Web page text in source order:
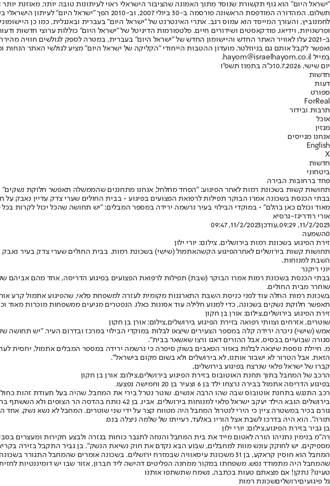
"ישראל היום" הוא גוף תקשורת שנוסד מתוך האמונה שהציבור הישראלי ראוי לעיתונות טובה יותר, מאוזנת
תשלום. המהדורה המודפסת הראשונה פורסמה ב-30
ופרשנויות, וידיאו, פודקאסטים ושידורים חיים. פלטפורמות הדיגיטל של "ישראל היום" כוללות ערוצי חדשות
ב-2021 עלו לאוויר האתר החדש והיישומון החדש של "ישראל היום" בעברית, במטרה לספק לגולשים
ואפשר לקבל אותם גם בניוזלטר. מועדון ההטבות הייחודי "הקליקה של ישראל היום" מציע לגולשי האתר
במייל hayom@israelhayom.co.il.
יום שישי, 10.7.2026
כ"ה בתמוז תשפ"ו
חדשות
דעות
ספורט
ForReal
תרבות ובידור
אוכל
מגזין
אנחנו מגייסים
English
X
חדשות
ביטחוני
פחד ברחובות הבירה
תחושות קשות בשכונת רמות לאחר הפיגוע: "הפחד מחלחל, אנחנו מתחננים שהממשלה תאפשר חלוקת נשקים"
מאוד וכולם כאן בהלם" • במוקדי הבילוי בעיר נרשמה ירידה במספר המבלים: "יש תחושה שהכל יכול לקרות
אורי רודריגז-גרסיא
11/2/2023, 09:29
,עודכן11/2/2023, 09:47
0השמעה
זירת הפיגוע בשכונת רמות בירושלים, צילום: יורי ילון
תחושות קשות בירושלים לאחרהפיגוע הקשהאתמול (שישי) בשכונת רמות. בבית החולים שערי צדק בעיר נאבק עדיין על חייו אשר
השבת למנוחות.
יוני ריקנר
שוחרר מבית החולים.
בשכונת רמות החלה עוד לפני כניסת השבת התארגנות מקומית לעזרה למשפחת פלאי, שהפיגוע אתמול קרע
תאפשר חלוקת נשקים בשכונה, כדי למנוע חלילה עוד אסונות כאלו. הנפטרים מגיעים ממשפחות מוכרות מאוד
זירת הפיגוע בירושלים,צילום: אורן בן חקון
שוטרים, אזרחים וצוותי רפואה בזירת הפיגוע בירושלים,צילום: אורן בן חקון
אמש (שישי) ניכרה ירידה קלה במספר הצעירים שיצאו לבלות במוקדי הבילוי במרכז ובדרום העיר. "יש
סגורה שבועיים בבסיס, אבל ההורים דאגו ורצו שאשאר בבית".
מ. חיילת נוספת שיצאה לבלות באזור הפאבים בשוק סיפרה כי נרשמה ירידה במספר המבלים אתמול, יחסית
הזאת. אבל הטרור לא ישבור אותנו, לא בירושלים ולא בשום מקום בישראל".
קברו של ישראל פלאי שנרצח בפיגוע בירושלים,
הרכב של המחבל בתוך תחנת האוטובוס בזירת הפיגוע בירושלים,צילום: אורן בן חקון
בפיגוע הדריסה אתמול בבירה נרצחו ילד בן 6 וצעיר בן 20 וחמישה נפצעו.
רכב התנגש בתחנת אוטובוס שבה שהו הרבה אנשים. שוטר נטרל בירי את המחבל, שהיה בעל תעודת זהות
בירושלים הובא הילד יעקב ישראל פלאי למנוחות בירושלים. אביו, בן 42 נותח בהדסה הר הצופים ולא הששתף בהלוויה. אחיו של ההרוג, בן 10, מאושפז במצב קל לאחר שנפצע בפיגוע.
גורם בכיר במשטרה ציין כי הירי לנטרול המחבל היה מטווח קצר על ידי שני שוטרים. המחבל לא נשא נשק.
תורה". הוא היה בדרכו לשבת אצל הוריו באלעד, רעייתו של שלמה ניצלה בנס.
בן גביר בזירת הפיגוע,צילום: יורי ילון
רה"מ בנימין נתניהו הורה לאטום מייד את בית המחבל והנחה לתגבר כוחות בגזרה ולבצע חקירות ומעצרים
מספיקים. יש לחוקק עונש מוות למחבלים, שבוע הבא נקדם את חוק נשיאת הנשק". בן גביר התקבל בזירה
המחבל הוא חוסין קראקע, בן 31 משכונת עיסאוויה שבמזרח ירושלים. בשכונה אומרים
שהמחבל היה מתמודד נפש. משפחתו במקור ממחנה הפליטים דהישה ליד חברון, אזור שבו יש דומיננטיות
טעינו? נתקן! אם מצאתם טעות בכתבה, נשמח שתשתפו אותנו
גל פיגועיםירושליםשכונת רמות